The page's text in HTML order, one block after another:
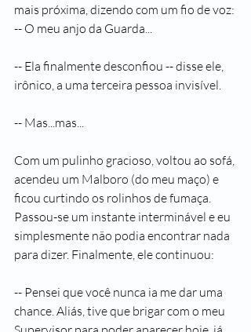
mais próxima, dizendo com um fio de voz:
-- O meu anjo da Guarda...
-- Ela finalmente desconfiou -- disse ele,
irônico, a uma terceira pessoa invisível.
-- Mas...mas...
Com um pulinho gracioso, voltou ao sofá,
acendeu um Malboro (do meu maço) e
ficou curtindo os rolinhos de fumaça.
Passou-se um instante interminável e eu
simplesmente não podia encontrar nada
para dizer. Finalmente, ele continuou:
-- Pensei que você nunca ia me dar uma
chance. Aliás, tive que brigar com o meu